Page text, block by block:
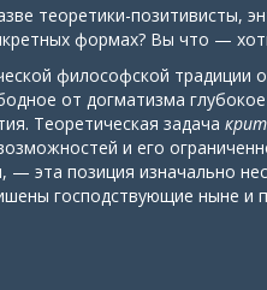
теоретики-позитивисты,
формах? Вы что —
философской традиции
от догматизма
Теоретическая задача
и его
эта позиция изначально
господствующие ныне и